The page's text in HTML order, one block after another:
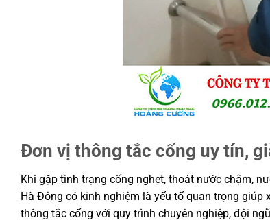
Đơn vị thông tắc cống uy tín,
Khi gặp tình trạng cống nghẹt, thoát nước chậm,
Hà Đông có kinh nghiệm là yếu tố quan trọng
thông tắc cống với quy trình chuyên nghiệp, đội